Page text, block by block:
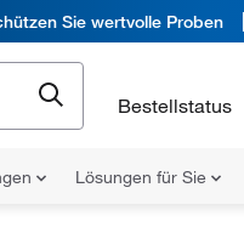
Sie wertvolle Proben
Bestellstatus
Lösungen für Sie